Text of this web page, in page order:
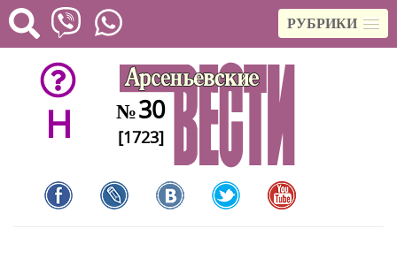
РУБРИКИ
H №30
[1723]